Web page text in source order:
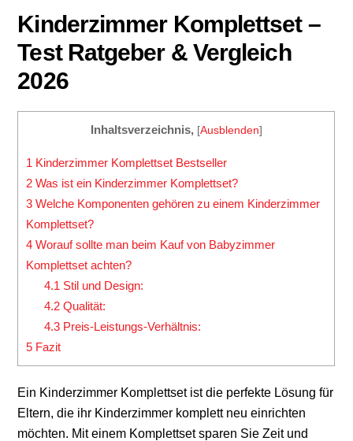
Kinderzimmer Komplettset –
Test Ratgeber & Vergleich
2026
Inhaltsverzeichnis, [Ausblenden]
1 Kinderzimmer Komplettset Bestseller
2 Was ist ein Kinderzimmer Komplettset?
3 Welche Komponenten gehören zu einem Kinderzimmer
Komplettset?
4 Worauf sollte man beim Kauf von Babyzimmer
Komplettset achten?
4.1 Stil und Design:
4.2 Qualität:
4.3 Preis-Leistungs-Verhältnis:
5 Fazit
Ein Kinderzimmer Komplettset ist die perfekte Lösung für
Eltern, die ihr Kinderzimmer komplett neu einrichten
möchten. Mit einem Komplettset sparen Sie Zeit und